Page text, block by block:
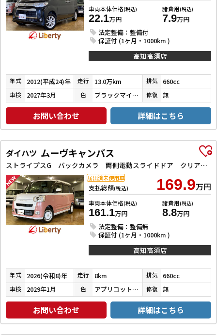
車両本体価格(税込)
22.1万円
諸費用(税込)
7.9万円
法定整備：整備付
保証付 (1ヶ月・1000km )
高知高須店
年式 2012(平成24)年 走行 13.0万km 排気 660cc
車検 2027年3月 色 ブラックマイカメタリック 修復 無
お問い合わせ 詳細はこちら
ダイハツ ムーヴキャンバス
ストライプスG バックカメラ 両側電動スライドドア クリアランスソナー 衝突被害軽減システム オートライト LEDヘッドランプ スマートキー アイドリングストップ 電動格納ミラー シートヒーター ベンチシート CVT
支払総額(税込) 169.9万円
車両本体価格(税込)
161.1万円
諸費用(税込)
8.8万円
法定整備：整備無
保証付 (1ヶ月・1000km )
届出済未使用車
高知高須店
年式 2026(令和8)年 走行 8km 排気 660cc
車検 2029年1月 色 アプリコットピンクメタリック／シャイニングホワイトパール 修復 無
お問い合わせ 詳細はこちら